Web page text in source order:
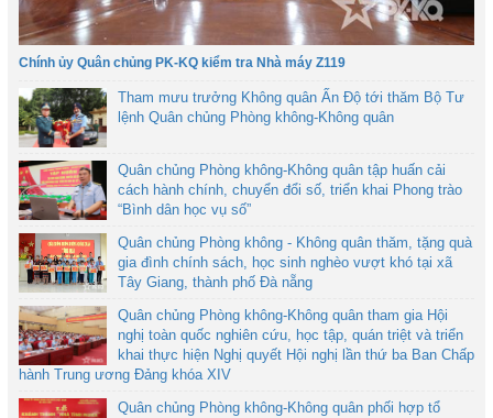
Chính ủy Quân chủng PK-KQ kiểm tra Nhà máy Z119
Tham mưu trưởng Không quân Ấn Độ tới thăm Bộ Tư
lệnh Quân chủng Phòng không-Không quân
Quân chủng Phòng không-Không quân tập huấn cải
cách hành chính, chuyển đổi số, triển khai Phong trào
“Bình dân học vụ số”
Quân chủng Phòng không - Không quân thăm, tặng quà
gia đình chính sách, học sinh nghèo vượt khó tại xã
Tây Giang, thành phố Đà nẵng
Quân chủng Phòng không-Không quân tham gia Hội
nghị toàn quốc nghiên cứu, học tập, quán triệt và triển
khai thực hiện Nghị quyết Hội nghị lần thứ ba Ban Chấp
hành Trung ương Đảng khóa XIV
Quân chủng Phòng không-Không quân phối hợp tổ